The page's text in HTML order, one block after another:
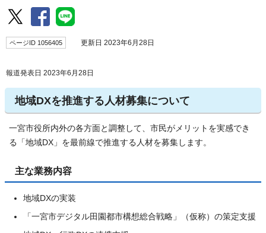
ページID 1056405 更新日 2023年6月28日
報道発表日 2023年6月28日
地域DXを推進する人材募集について
一宮市役所内外の各方面と調整して、市民がメリットを実感でき
る「地域DX」を最前線で推進する人材を募集します。
主な業務内容
地域DXの実装
「一宮市デジタル田園都市構想総合戦略」（仮称）の策定支援